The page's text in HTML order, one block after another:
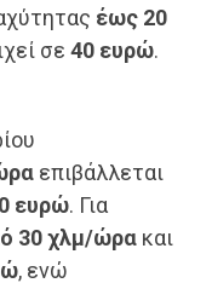
έως 20
σε 40 ευρώ.
επιβάλλεται
ευρώ. Για
30 χλμ/ώρα και
, ενώ